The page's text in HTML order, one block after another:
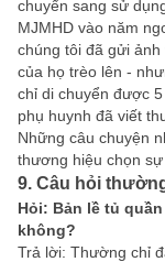
chuyển sang sử
MJMHD vào năm
chúng tôi đã gửi
của họ trèo lên -
chỉ di chuyển được
phụ huynh đã viết
Những câu chuyện
thương hiệu chọn
9. Câu hỏi
Hỏi: Bản lề tủ
không?
Trả lời: Thường chỉ